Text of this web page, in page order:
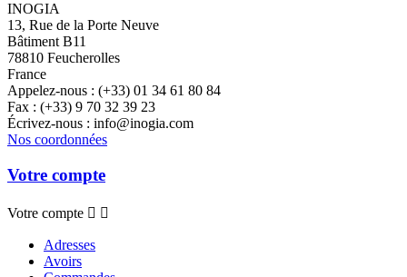
INOGIA
13, Rue de la Porte Neuve
Bâtiment B11
78810 Feucherolles
France
Appelez-nous : (+33) 01 34 61 80 84
Fax : (+33) 9 70 32 39 23
Écrivez-nous : info@inogia.com
Nos coordonnées
Votre compte
Votre compte  
Adresses
Avoirs